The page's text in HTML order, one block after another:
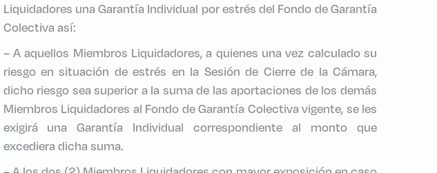
Liquidadores una Garantía Individual por estrés del Fondo de Garantía
Colectiva así:
– A aquellos Miembros Liquidadores, a quienes una vez calculado su
riesgo en situación de estrés en la Sesión de Cierre de la Cámara,
dicho riesgo sea superior a la suma de las aportaciones de los demás
Miembros Liquidadores al Fondo de Garantía Colectiva vigente, se les
exigirá una Garantía Individual correspondiente al monto que
excediera dicha suma.